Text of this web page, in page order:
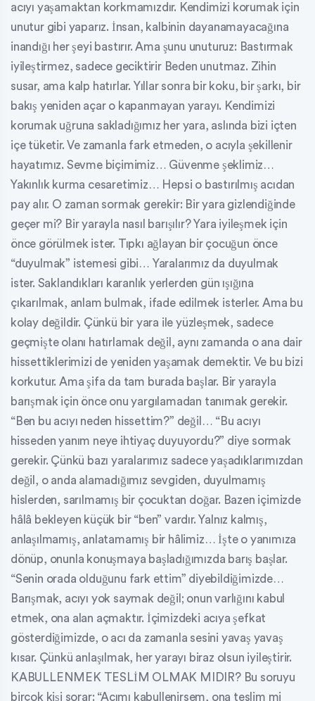
acıyı yaşamaktan korkmamızdır. Kendimizi korumak için
unutur gibi yaparız. İnsan, kalbinin dayanamayacağına
inandığı her şeyi bastırır. Ama şunu unuturuz: Bastırmak
iyileştirmez, sadece geciktirir Beden unutmaz. Zihin
susar, ama kalp hatırlar. Yıllar sonra bir koku, bir şarkı, bir
bakış yeniden açar o kapanmayan yarayı. Kendimizi
korumak uğruna sakladığımız her yara, aslında bizi içten
içe tüketir. Ve zamanla fark etmeden, o acıyla şekillenir
hayatımız. Sevme biçimimiz… Güvenme şeklimiz…
Yakınlık kurma cesaretimiz… Hepsi o bastırılmış acıdan
pay alır. O zaman sormak gerekir: Bir yara gizlendiğinde
geçer mi? Bir yarayla nasıl barışılır? Yara iyileşmek için
önce görülmek ister. Tıpkı ağlayan bir çocuğun önce
“duyulmak” istemesi gibi… Yaralarımız da duyulmak
ister. Saklandıkları karanlık yerlerden gün ışığına
çıkarılmak, anlam bulmak, ifade edilmek isterler. Ama bu
kolay değildir. Çünkü bir yara ile yüzleşmek, sadece
geçmişte olanı hatırlamak değil, aynı zamanda o ana dair
hissettiklerimizi de yeniden yaşamak demektir. Ve bu bizi
korkutur. Ama şifa da tam burada başlar. Bir yarayla
barışmak için önce onu yargılamadan tanımak gerekir.
“Ben bu acıyı neden hissettim?” değil… “Bu acıyı
hisseden yanım neye ihtiyaç duyuyordu?” diye sormak
gerekir. Çünkü bazı yaralarımız sadece yaşadıklarımızdan
değil, o anda alamadığımız sevgiden, duyulmamış
hislerden, sarılmamış bir çocuktan doğar. Bazen içimizde
hâlâ bekleyen küçük bir “ben” vardır. Yalnız kalmış,
anlaşılmamış, anlatamamış bir hâlimiz… İşte o yanımıza
dönüp, onunla konuşmaya başladığımızda barış başlar.
“Senin orada olduğunu fark ettim” diyebildiğimizde…
Barışmak, acıyı yok saymak değil; onun varlığını kabul
etmek, ona alan açmaktır. İçimizdeki acıya şefkat
gösterdiğimizde, o acı da zamanla sesini yavaş yavaş
kısar. Çünkü anlaşılmak, her yarayı biraz olsun iyileştirir.
KABULLENMEK TESLİM OLMAK MIDIR? Bu soruyu
birçok kişi sorar: “Acımı kabullenirsem, ona teslim mi